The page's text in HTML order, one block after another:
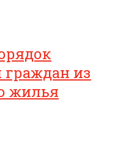
граждан из
жилья